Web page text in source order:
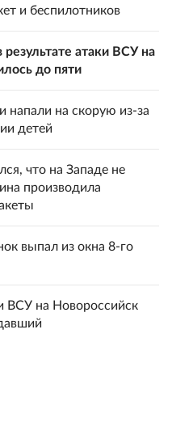
и беспилотников
атаки ВСУ на
до пяти
напали на скорую из-за
детей
что на Западе не
производила
выпал из окна 8-го
ВСУ на Новороссийск